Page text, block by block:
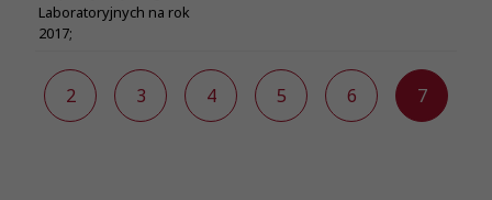
Laboratoryjnych na rok
2017;
2 3 4 5 6 7